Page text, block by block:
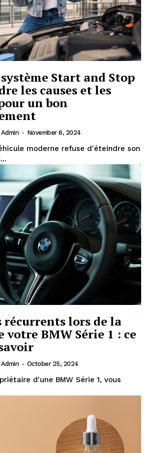
Start and Stop
les causes et les
un bon
Admin - November 6, 2024
moderne refuse d'éteindre son
récurrents lors de la
votre BMW Série 1 : ce
Admin - October 25, 2024
d'une BMW Série 1, vous